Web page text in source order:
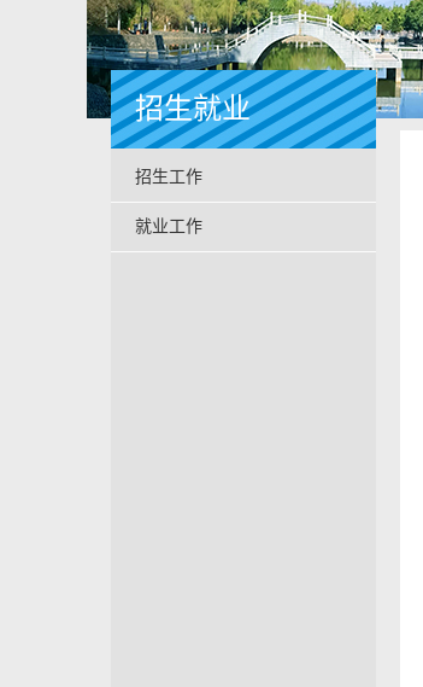
招生就业
招生工作
就业工作